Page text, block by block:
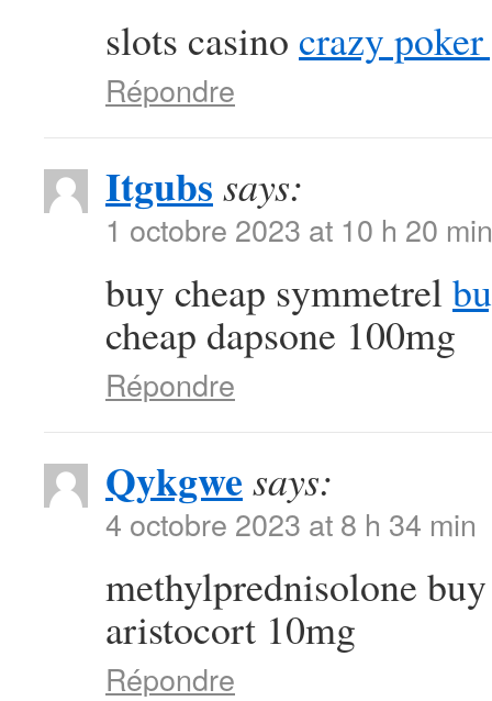
slots casino crazy poker
Répondre
Itgubs says:
1 octobre 2023 at 10 h 20 min
buy cheap symmetrel
cheap dapsone 100mg
Répondre
Qykgwe says:
4 octobre 2023 at 8 h 34 min
methylprednisolone
aristocort 10mg
Répondre